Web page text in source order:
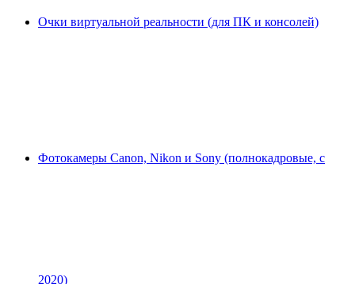
Очки виртуальной реальности (для ПК и консолей)
Фотокамеры Canon, Nikon и Sony (полнокадровые, с
2020)